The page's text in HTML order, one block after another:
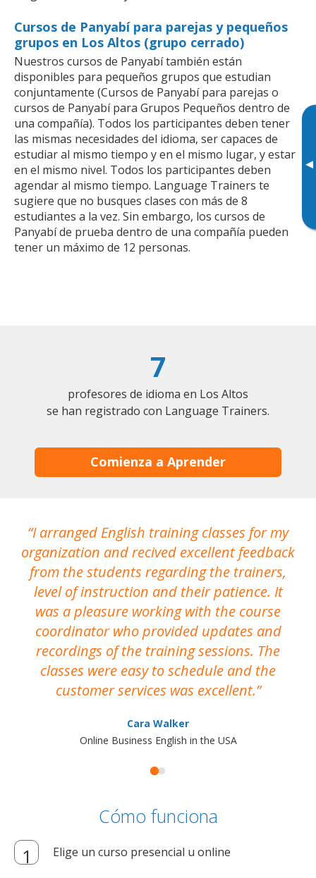
▸
Cursos de Panyabí para parejas y pequeños
grupos en Los Altos (grupo cerrado)
Nuestros cursos de Panyabí también están
disponibles para pequeños grupos que estudian
conjuntamente (Cursos de Panyabí para parejas o
cursos de Panyabí para Grupos Pequeños dentro de
una compañía). Todos los participantes deben tener
las mismas necesidades del idioma, ser capaces de
estudiar al mismo tiempo y en el mismo lugar, y estar
en el mismo nivel. Todos los participantes deben
agendar al mismo tiempo. Language Trainers te
sugiere que no busques clases con más de 8
estudiantes a la vez. Sin embargo, los cursos de
Panyabí de prueba dentro de una compañía pueden
tener un máximo de 12 personas.
7
profesores de idioma en Los Altos
se han registrado con Language Trainers.
Comienza a Aprender
I arranged English training classes for my
organization and recived excellent feedback
from the students regarding the trainers,
level of instruction and their patience. It
was a pleasure working with the course
coordinator who provided updates and
recordings of the training sessions. The
classes were easy to schedule and the
customer services was excellent.
Cara Walker
Online Business English in the USA
Cómo funciona
Elige un curso presencial u online